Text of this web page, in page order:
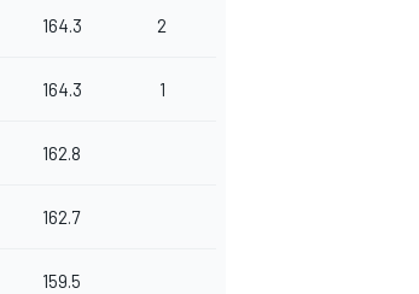
164.3 2
164.3 1
162.8
162.7
159.5